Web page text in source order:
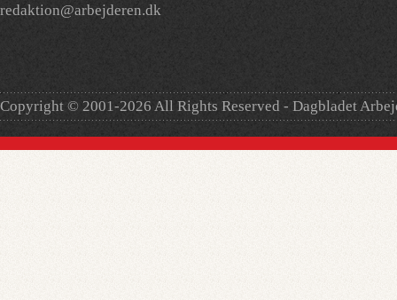
redaktion@arbejderen.dk
Copyright © 2001-2026 All Rights Reserved - Dagbladet